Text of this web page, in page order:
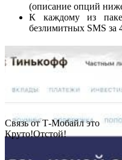
(описание опций
К каждому из
безлимитных SMS за
Связь от Т-Мобайл это
Круто!Отстой!